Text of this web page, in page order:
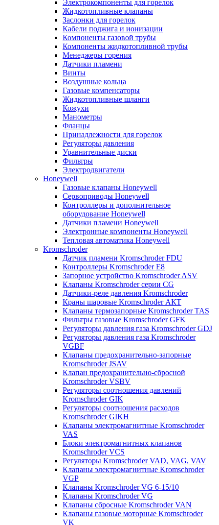
Электрокомпоненты для горелок
Жидкотопливные клапаны
Заслонки для горелок
Кабели поджига и ионизации
Компоненты газовой трубы
Компоненты жидкотопливной трубы
Менеджеры горения
Датчики пламени
Винты
Воздушные кольца
Газовые компенсаторы
Жидкотопливные шланги
Кожухи
Манометры
Фланцы
Принадлежности для горелок
Регуляторы давления
Уравнительные диски
Фильтры
Электродвигатели
Honeywell
Газовые клапаны Honeywell
Сервоприводы Honeywell
Контроллеры и дополнительное
оборудование Honeywell
Датчики пламени Honeywell
Электронные компоненты Honeywell
Тепловая автоматика Honeywell
Kromschroder
Датчик пламени Kromschroder FDU
Контроллеры Kromschroder E8
Запорное устройство Kromschroder ASV
Клапаны Kromschroder серии CG
Датчики-реле давления Kromschroder
Краны шаровые Kromschroder АКТ
Клапаны термозапорные Kromschroder TAS
Фильтры газовые Kromschroder GFK
Регуляторы давления газа Kromschroder GDJ
Регуляторы давления газа Kromschroder
VGBF
Клапаны предохранительно-запорные
Kromschroder JSAV
Клапан предохранительно-сбросной
Kromschroder VSBV
Регуляторы соотношения давлений
Kromschroder GIK
Регуляторы соотношения расходов
Kromschroder GIKH
Клапаны электромагнитные Kromschroder
VAS
Блоки электромагнитных клапанов
Kromschroder VCS
Регуляторы Kromschroder VAD, VAG, VAV
Клапаны электромагнитные Kromschroder
VGP
Клапаны Kromschroder VG 6-15/10
Клапаны Kromschroder VG
Клапаны сбросные Kromschroder VAN
Клапаны газовые моторные Kromschroder
VK